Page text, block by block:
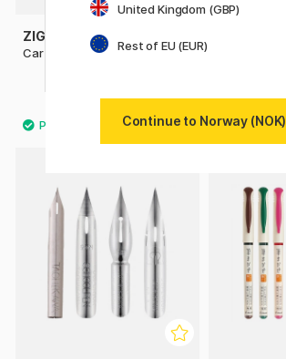
ZIG KURETAKE
Cartoonist Brush Pen Hvit
United Kingdom (GBP)
Rest of EU (EUR)
Continue to Norway (NOK)